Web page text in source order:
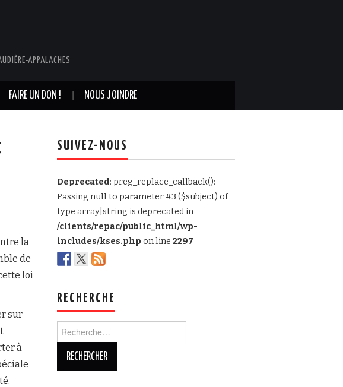
APPALACHES
FAIRE UN DON ! NOUS JOINDRE
la
de
loi
sur
à
SUIVEZ-NOUS
Deprecated: preg_replace_callback():
Passing null to parameter #3 ($subject) of
type array|string is deprecated in
/clients/repac/public_html/wp-
includes/kses.php on line 2297
RECHERCHE